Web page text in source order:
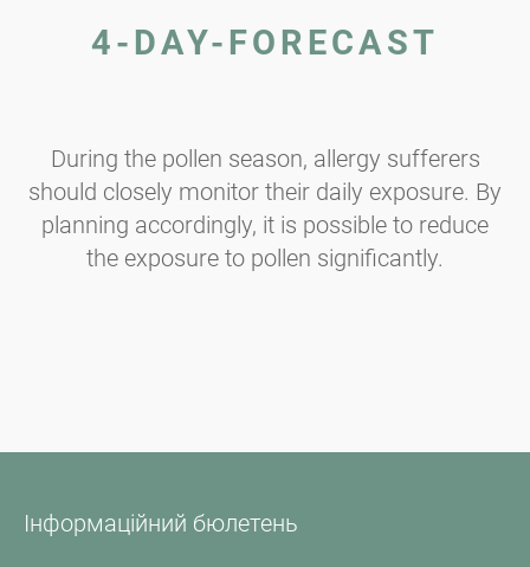
4-DAY-FORECAST
During the pollen season, allergy sufferers
should closely monitor their daily exposure. By
planning accordingly, it is possible to reduce
the exposure to pollen significantly.
Інформаційний бюлетень